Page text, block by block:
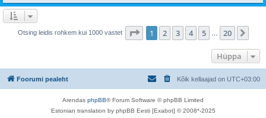
Otsing leidis rohkem kui 1000 vastet 1 . leht20 -st
1 2 3 4 5 20
Hüppa
Foorumi pealeht Kõik kellaajad on UTC+03:00
Arendas phpBB® Forum Software © phpBB Limited
Estonian translation by phpBB Eesti [Exabot] © 2008*-2025